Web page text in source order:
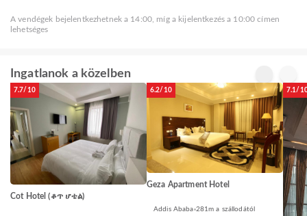
A vendégek bejelentkezhetnek a 14:00, míg a kijelentkezés a 10:00 címen
lehetséges
Ingatlanok a közelben
7.7/10
Cot Hotel (ቆጥ ሆቴል)
6.2/10
Geza Apartment Hotel
Addis Ababa 281m a szállodától
7.1/